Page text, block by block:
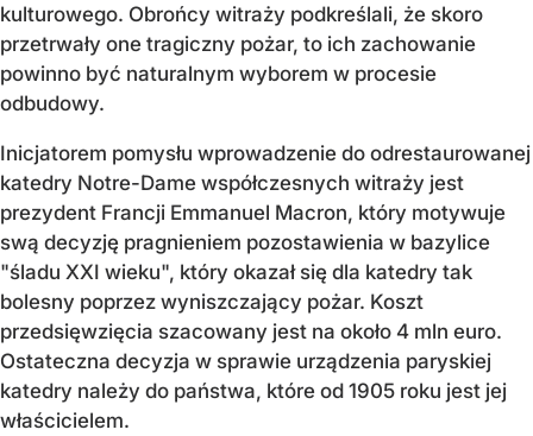
kulturowego. Obrońcy witraży podkreślali, że skoro
przetrwały one tragiczny pożar, to ich zachowanie
powinno być naturalnym wyborem w procesie
odbudowy.
Inicjatorem pomysłu wprowadzenie do odrestaurowanej
katedry Notre-Dame współczesnych witraży jest
prezydent Francji Emmanuel Macron, który motywuje
swą decyzję pragnieniem pozostawienia w bazylice
"śladu XXI wieku", który okazał się dla katedry tak
bolesny poprzez wyniszczający pożar. Koszt
przedsięwzięcia szacowany jest na około 4 mln euro.
Ostateczna decyzja w sprawie urządzenia paryskiej
katedry należy do państwa, które od 1905 roku jest jej
właścicielem.